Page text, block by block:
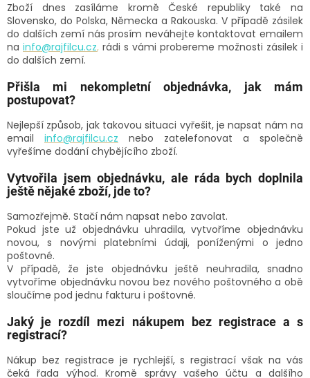
Zboží dnes zasíláme kromě České republiky také na
Slovensko, do Polska, Německa a Rakouska. V případě zásilek
do dalších zemí nás prosím neváhejte kontaktovat emailem
na info@rajfilcu.cz, rádi s vámi probereme možnosti zásilek i
do dalších zemí.
Přišla mi nekompletní objednávka, jak mám
postupovat?
Nejlepší způsob, jak takovou situaci vyřešit, je napsat nám na
email info@rajfilcu.cz nebo zatelefonovat a společně
vyřešíme dodání chybějícího zboží.
Vytvořila jsem objednávku, ale ráda bych doplnila
ještě nějaké zboží, jde to?
Samozřejmě. Stačí nám napsat nebo zavolat.
Pokud jste už objednávku uhradila, vytvoříme objednávku
novou, s novými platebními údaji, poníženými o jedno
poštovné.
V případě, že jste objednávku ještě neuhradila, snadno
vytvoříme objednávku novou bez nového poštovného a obě
sloučíme pod jednu fakturu i poštovné.
Jaký je rozdíl mezi nákupem bez registrace a s
registrací?
Nákup bez registrace je rychlejší, s registrací však na vás
čeká řada výhod. Kromě správy vašeho účtu a dalšího